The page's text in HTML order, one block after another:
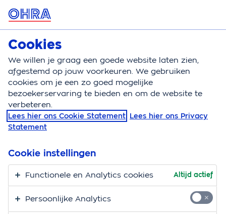
MENU
Autoverzekering
Autoverzekering Dekking Rijden onder invloed
Rijden onder invloed
Rijden onder invloed kan grote gevolgen hebben voor
een borrel op? Dan ben je vaak niet verzekerd.
Wat als je dronken een ongeluk
veroorzaakt
Cookies
We willen je graag een goede website laten zien,
afgestemd op jouw voorkeuren. We gebruiken
cookies om je een zo goed mogelijke
bezoekerservaring te bieden en om de website te
verbeteren.
Lees hier ons Cookie Statement Lees hier ons Privacy
Statement
Cookie instellingen
Functionele en Analytics cookies Altijd actief
Persoonlijke Analytics